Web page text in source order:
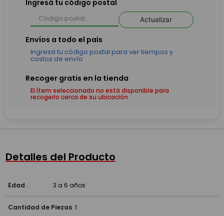
Ingresá tu código postal
Actualizar
El ítem seleccionado no está disponible para
recogerlo cerca de su ubicación
Detalles del Producto
Edad : 3 a 6 años
Cantidad de Piezas :1